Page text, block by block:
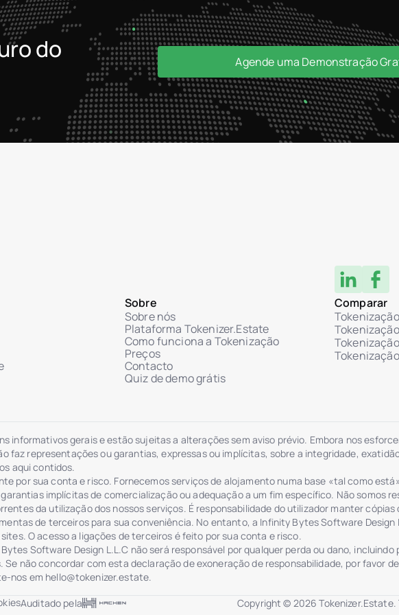
do
Agende uma Demonstração
Sobre
Sobre nós
Plataforma Tokenizer.Estate
Como funciona a Tokenização
Preços
Contacto
Quiz de demo grátis
Comparar
informativos gerais e estão sujeitas a alterações sem aviso prévio. Embora nos
faz representações ou garantias, expressas ou implícitas, sobre a integridade,
aqui contidos.
por sua conta e risco. Fornecemos serviços de alojamento numa base «tal como
implícitas de comercialização ou adequação a um fim específico. Não somos
da utilização dos nossos serviços. É responsabilidade do utilizador manter
de terceiros para sua conveniência. No entanto, a Infinity Bytes Software Design
O acesso a ligações de terceiros é feito por sua conta e risco.
Software Design L.L.C não será responsável por qualquer perda ou dano, incluindo
não concordar com esta declaração de exoneração de responsabilidade, por favor
nos em hello@tokenizer.estate.
Auditado pela Copyright © 2026
Sobre nós
Preços
Contacto